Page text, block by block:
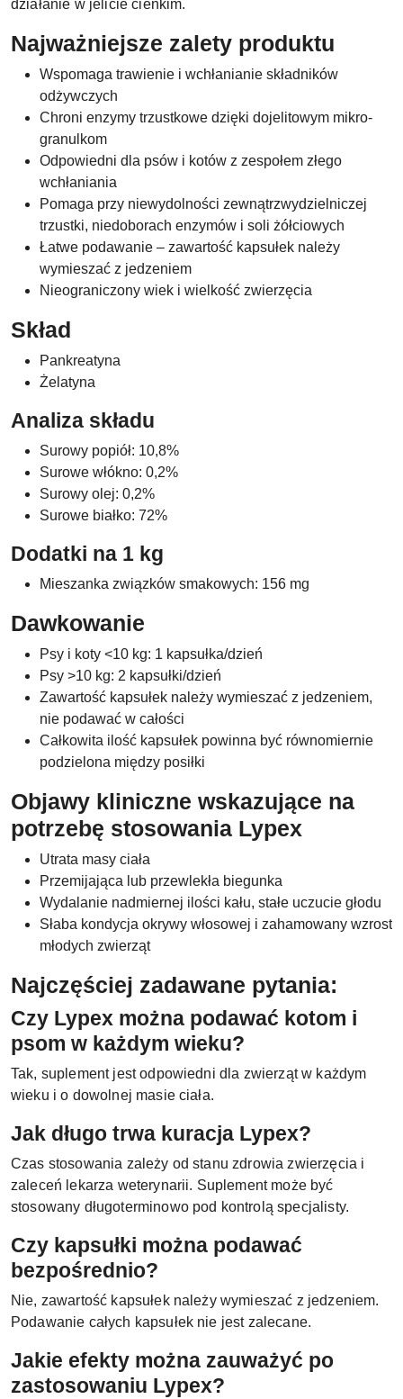
działanie w jelicie cienkim.
Najważniejsze zalety produktu
Wspomaga trawienie i wchłanianie składników
odżywczych
Chroni enzymy trzustkowe dzięki dojelitowym mikro-
granulkom
Odpowiedni dla psów i kotów z zespołem złego
wchłaniania
Pomaga przy niewydolności zewnątrzwydzielniczej
trzustki, niedoborach enzymów i soli żółciowych
Łatwe podawanie – zawartość kapsułek należy
wymieszać z jedzeniem
Nieograniczony wiek i wielkość zwierzęcia
Skład
Pankreatyna
Żelatyna
Analiza składu
Surowy popiół: 10,8%
Surowe włókno: 0,2%
Surowy olej: 0,2%
Surowe białko: 72%
Dodatki na 1 kg
Mieszanka związków smakowych: 156 mg
Dawkowanie
Psy i koty <10 kg: 1 kapsułka/dzień
Psy >10 kg: 2 kapsułki/dzień
Zawartość kapsułek należy wymieszać z jedzeniem,
nie podawać w całości
Całkowita ilość kapsułek powinna być równomiernie
podzielona między posiłki
Objawy kliniczne wskazujące na
potrzebę stosowania Lypex
Utrata masy ciała
Przemijająca lub przewlekła biegunka
Wydalanie nadmiernej ilości kału, stałe uczucie głodu
Słaba kondycja okrywy włosowej i zahamowany wzrost
młodych zwierząt
Najczęściej zadawane pytania:
Czy Lypex można podawać kotom i
psom w każdym wieku?
Tak, suplement jest odpowiedni dla zwierząt w każdym
wieku i o dowolnej masie ciała.
Jak długo trwa kuracja Lypex?
Czas stosowania zależy od stanu zdrowia zwierzęcia i
zaleceń lekarza weterynarii. Suplement może być
stosowany długoterminowo pod kontrolą specjalisty.
Czy kapsułki można podawać
bezpośrednio?
Nie, zawartość kapsułek należy wymieszać z jedzeniem.
Podawanie całych kapsułek nie jest zalecane.
Jakie efekty można zauważyć po
zastosowaniu Lypex?